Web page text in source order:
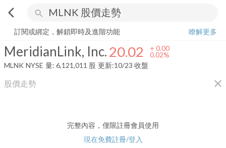
arrow_back_ios search
MeridianLink, Inc. 20.02 +0.02%
訂閱或綁定，解鎖即時及進階功能
瞭解更多
MeridianLink, Inc.20.02 + 0.00
0.02%
MLNK NYSE 量: 6,121,011 股 更新:10/23 收盤
股價走勢 close
完整內容，僅限註冊會員使用
現在免費註冊/登入